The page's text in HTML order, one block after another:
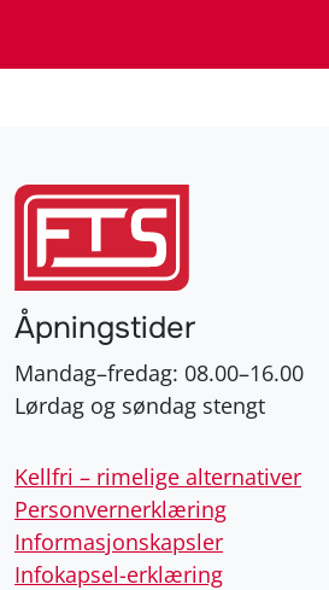
Åpningstider
Mandag–fredag: 08.00–16.00
Lørdag og søndag stengt
Kellfri – rimelige alternativer
Personvernerklæring
Informasjonskapsler
Infokapsel-erklæring